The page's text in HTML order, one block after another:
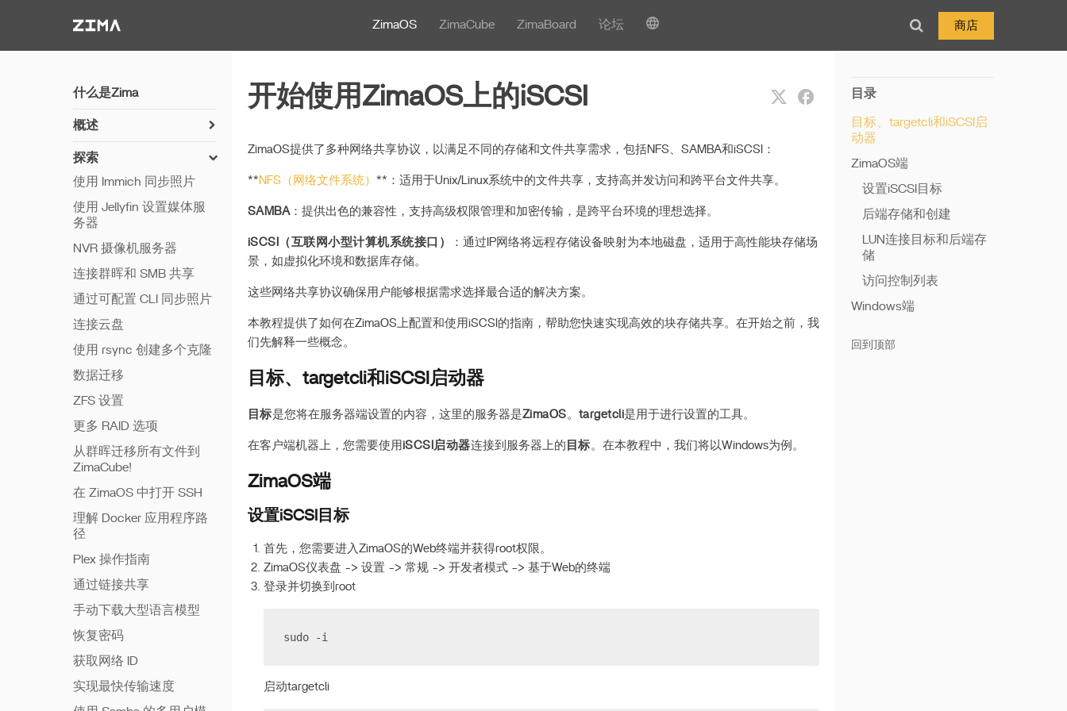
ZimaOS ZimaCube ZimaBoard 论坛 商店
开始使用ZimaOS上的iSCSI
ZimaOS提供了多种网络共享协议，以满足不同的存储和文件共享需求，包括NFS、SAMBA和iSCSI：
** NFS（网络文件系统） **：适用于Unix/Linux系统中的文件共享，支持高并发访问和跨平台文件共享。
SAMBA：提供出色的兼容性，支持高级权限管理和加密传输，是跨平台环境的理想选择。
iSCSI（互联网小型计算机系统接口）
：通过IP网络将远程存储设备映射为本地磁盘，适用于高性能块存储场
景，如虚拟化环境和数据库存储。
这些网络共享协议确保用户能够根据需求选择最合适的解决方案。
本教程提供了如何在ZimaOS上配置和使用iSCSI的指南，帮助您快速实现高效的块存储共享。在开始之前，我
们先解释一些概念。
目标、targetcli和iSCSI启动器
目标是您将在服务器端设置的内容，这里的服务器是ZimaOS。 targetcli是用于进行设置的工具。
在客户端机器上，您需要使用 iSCSI启动器连接到服务器上的 目标。在本教程中，我们将以Windows为例。
ZimaOS端
设置iSCSI目标
首先，您需要进入ZimaOS的Web终端并获得root权限。
ZimaOS仪表盘 -> 设置 -> 常规 -> 开发者模式 -> 基于Web的终端
登录并切换到root
sudo -i
启动targetcli
目录
目标、targetcli和iSCSI启
动器
ZimaOS端
设置iSCSI目标
后端存储和创建
LUN连接目标和后端存
储
访问控制列表
Windows端
回到顶部
什么是Zima
概述
如何安装 ZimaOS
开始使用
功能
远程访问
Thunderbolt PC 直连
探索
使用 Immich 同步照片
使用 Jellyfin 设置媒体服
务器
NVR 摄像机服务器
连接群晖和 SMB 共享
通过可配置 CLI 同步照片
连接云盘
使用 rsync 创建多个克隆
数据迁移
ZFS 设置
更多 RAID 选项
从群晖迁移所有文件到
ZimaCube!
在 ZimaOS 中打开 SSH
理解 Docker 应用程序路
径
Plex 操作指南
通过链接共享
手动下载大型语言模型
恢复密码
获取网络 ID
实现最快传输速度